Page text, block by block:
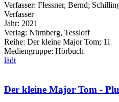
Verfasser: Flessner, Bernd;
Verfasser
Jahr: 2021
Verlag: Nürnberg, Tessloff
Reihe: Der kleine Major Tom; 11
Mediengruppe: Hörbuch
lädt
Der kleine Major Tom -